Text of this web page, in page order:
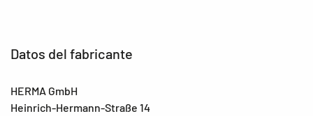
Datos del fabricante
HERMA GmbH
Heinrich-Hermann-Straße 14